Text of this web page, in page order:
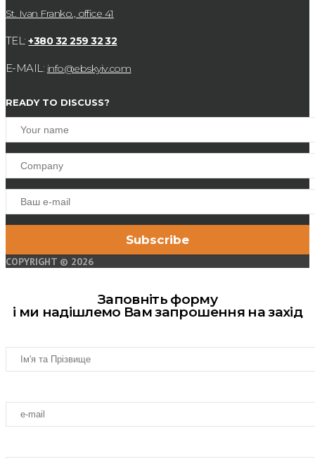
St. Ivan Franko., office 41
TEL:+380 32 259 32 32
E-MAIL: info@ebskyiv.com
READY TO DISCUSS?
COPYRIGHT © 2026
Заповніть форму
і ми надішлемо Вам запрошення на захід